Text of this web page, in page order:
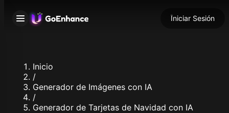
Iniciar Sesión
Inicio
/
Generador de Imágenes con IA
/
Generador de Tarjetas de Navidad con IA